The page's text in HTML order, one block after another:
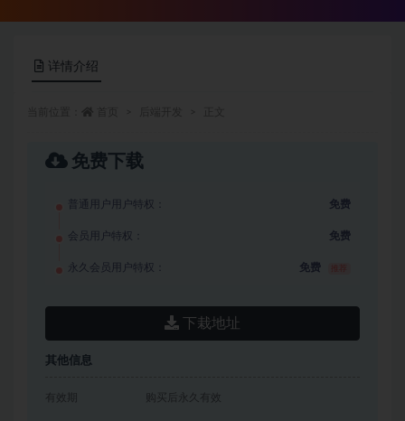
详情介绍
免费下载
普通用户用户特权： 免费
会员用户特权： 免费
永久会员用户特权： 免费
下栽地址
其他信息
有效期 购买后永久有效